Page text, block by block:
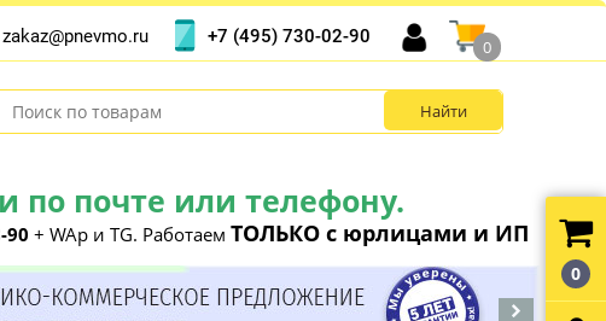
почте или телефону.
90 + WAp и TG. Работаем ТОЛЬКО с юрлицами и ИП
zakaz@pnevmo.ru +7 (495) 730-02-90
0
0